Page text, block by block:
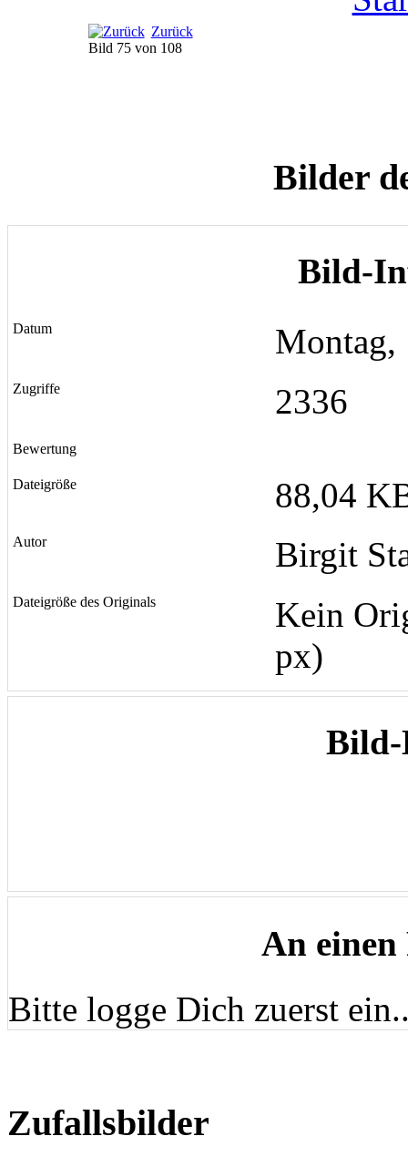
Zurück
Bild 75 von 108
Bilder
Bild-
Datum Montag,
Zugriffe 2336
Bewertung
Dateigröße 88,04
Autor Birgit
Dateigröße des Originals
Kein
px)
Bild-
An einen
Bitte logge Dich zuerst
Zufallsbilder